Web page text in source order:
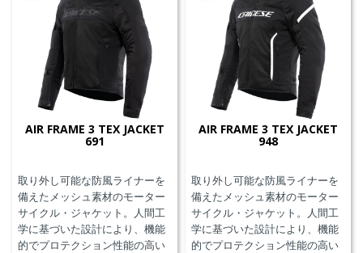
AIR FRAME 3 TEX JACKET
691
取り外し可能な防風ライナーを
備えたメッシュ素材のモーター
サイクル・ジャケット。人間工
学に基づいた設計により、機能
的でプロテクション性能の高い
AIR FRAME 3 TEX JACKET
948
取り外し可能な防風ライナーを
備えたメッシュ素材のモーター
サイクル・ジャケット。人間工
学に基づいた設計により、機能
的でプロテクション性能の高い